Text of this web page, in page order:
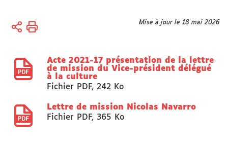
Vous
Accueil
Mise à jour le 18 mai 2026
Acte 2021-17 présentation de la lettre
de mission du Vice-président délégué
à la culture
Fichier PDF, 242 Ko
Lettre de mission Nicolas Navarro
Fichier PDF, 365 Ko